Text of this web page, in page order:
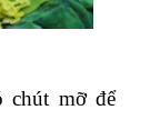
chút mỡ để